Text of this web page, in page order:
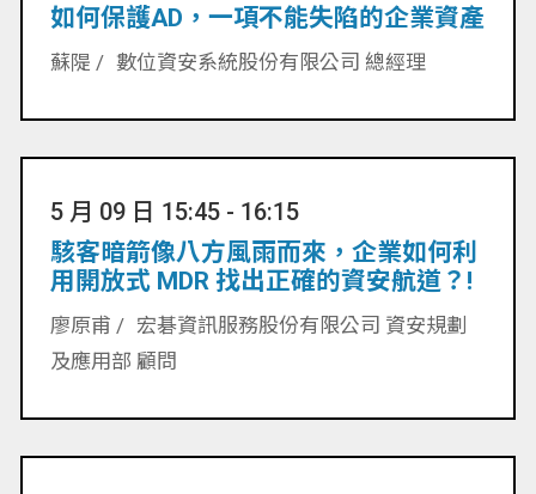
如何保護AD，一項不能失陷的企業資產
蘇隄 / 數位資安系統股份有限公司 總經理
5 月 09 日 15:45 - 16:15
駭客暗箭像八方風雨而來，企業如何利
用開放式 MDR 找出正確的資安航道？!
廖原甫 / 宏碁資訊服務股份有限公司 資安規劃
及應用部 顧問